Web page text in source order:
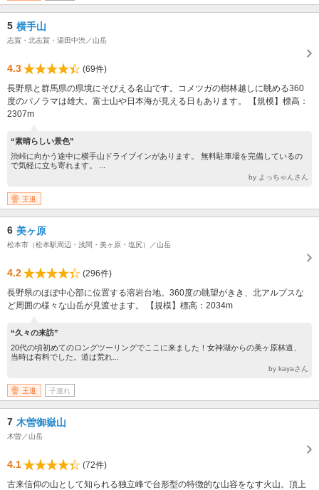
5 横手山
志賀・北志賀・湯田中渋／山岳
4.3
(69件)
長野県と群馬県の県境にそびえる名山です。コメツガの樹林越しに眺める360
度のパノラマは雄大。富士山や日本海が見える日もあります。 【規模】標高：
2307m
“素晴らしい景色”
渋峠に向かう途中に横手山ドライブインがあります。 無料駐車場を完備しているの
で気軽に立ち寄れます。 ...
by よっちゃんさん
王道
6 美ヶ原
松本市（松本駅周辺・浅間・美ヶ原・塩尻）／山岳
4.2
(296件)
長野県のほぼ中心部に位置する溶岩台地。360度の眺望がきき、北アルプスな
ど周囲の様々な山岳が見渡せます。 【規模】標高：2034m
“久々の来訪”
20代の頃初めてのロングツーリングでここに来ました！女神湖からの美ヶ原林道、
当時は有料でした。道は荒れ...
by kayaさん
王道 子連れ
7 木曽御嶽山
木曽／山岳
4.1
(72件)
古来信仰の山として知られる独立峰で台形型の特徴的な山容をなす火山。頂上